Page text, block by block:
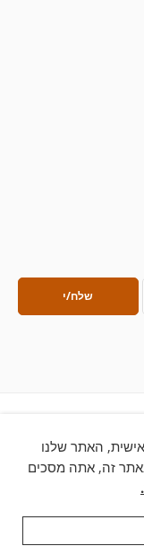
האתר שלנו
זה, אתה מסכים